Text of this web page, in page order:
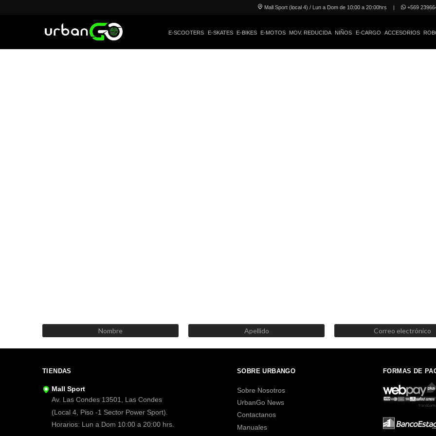
Mall Sport (local 4) / Lun a Dom de 10:00 a 20:00hrs | +569
E-SCOOTERS E-SKATES E-BIKES E-MOTOS MOV. REDUCIDA NIÑOS E-CARGO ACCESORIOS
TIENDAS
Mall Sport
Av. Las Condes 13501, Las Condes
(Local 4, Piso -1 Sector Power Sport).
Horarios: Lun a Dom 10:00 a 20:00 hrs.
SOBRE URBANGO
Sobre Nosotros
UrbanGo News
Contactanos
Manuales
FORMAS DE